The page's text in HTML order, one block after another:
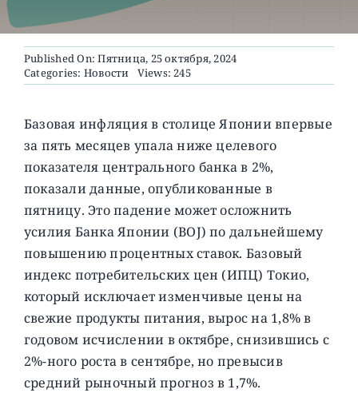
АКТУАЛЬНЫЕ
Published On: Пятница, 25 октября, 2024
Categories: Новости Views: 245
Базовая инфляция в столице Японии впервые
за пять месяцев упала ниже целевого
показателя центрального банка в 2%,
показали данные, опубликованные в
пятницу.Это падение может осложнить
усилия Банка Японии (BOJ) по дальнейшему
повышению процентных ставок. Базовый
индекс потребительских цен (ИПЦ) Токио,
который исключает изменчивые цены на
свежие продукты питания, вырос на 1,8% в
годовом исчислении в октябре, снизившись с
2%-ного роста в сентябре, но превысив
средний рыночный прогноз в 1,7%.